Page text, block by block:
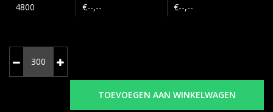
4800
€--,-- €--,--
TOEVOEGEN AAN WINKELWAGEN